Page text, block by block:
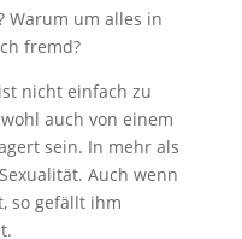
Warum um alles in
fremd?
nicht einfach zu
auch von einem
sein. In mehr als
Auch wenn
so gefällt ihm